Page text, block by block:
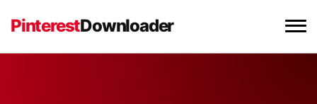
PinterestDownloader